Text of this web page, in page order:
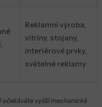
Reklamní výroba,
vitríny, stojany,
interiérové prvky,
světelné reklamy
očekáváte vyšší mechanické